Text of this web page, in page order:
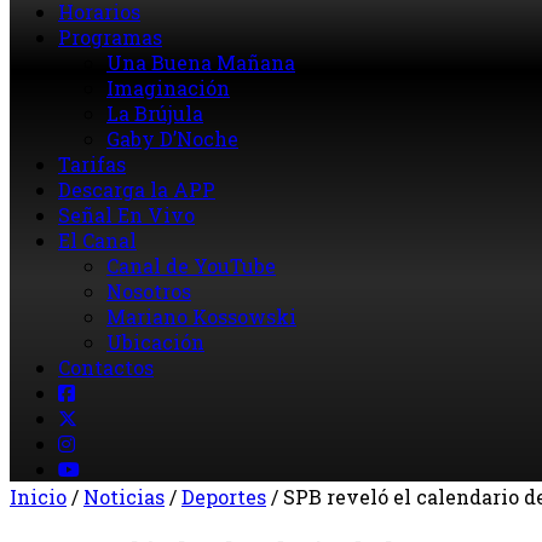
Horarios
Programas
Una Buena Mañana
Imaginación
La Brújula
Gaby D’Noche
Tarifas
Descarga la APP
Señal En Vivo
El Canal
Canal de YouTube
Nosotros
Mariano Kossowski
Ubicación
Contactos
Inicio/ Noticias/Deportes/ SPB reveló el calendario